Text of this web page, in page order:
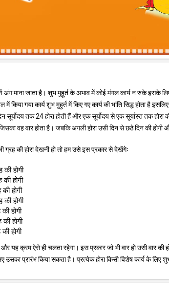
अंग माना जाता है। शुभ मुहूर्त के अभाव में कोई मंगल कार्य न रुके इसके
में किया गया कार्य शुभ मुहुर्त में किए गए कार्य की भांति सिद्ध होता है
सूर्योदय तक 24 होरा होती हैं और एक सूर्योदय से एक सूर्यास्त तक
वह वार होता है। जबकि अगली होरा उसी दिन से छठे दिन की
ग्रह की होरा देखनी हो तो हम उसे इस प्रकार से देखेंगेः
होगी
होगी
होगी
होगी
होगी
होगी
होगी
और यह क्रम ऐसे ही चलता रहेगा। इस प्रकार जो भी वार हो उसी वार की
प्रारंभ किया सकता है। प्रत्येक होरा किसी विशेष कार्य के लिए